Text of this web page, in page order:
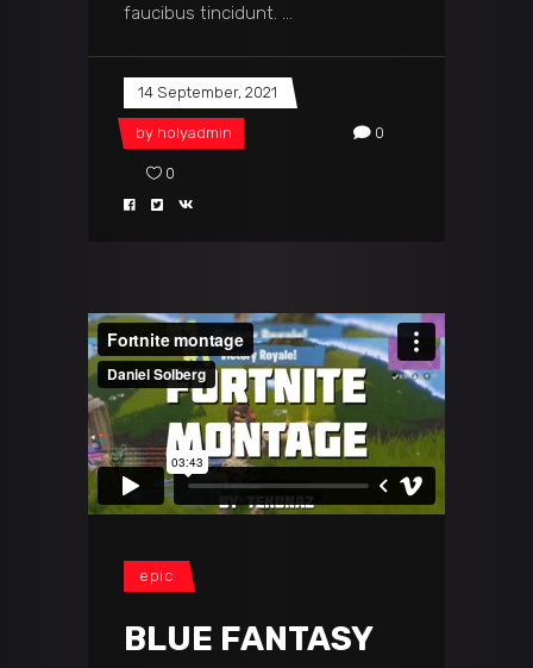
faucibus tincidunt.
14 September, 2021
by holyadmin 0
0
epic
BLUE FANTASY